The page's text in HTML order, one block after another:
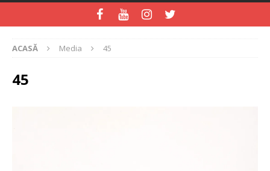
ACASĂ Media 45
45